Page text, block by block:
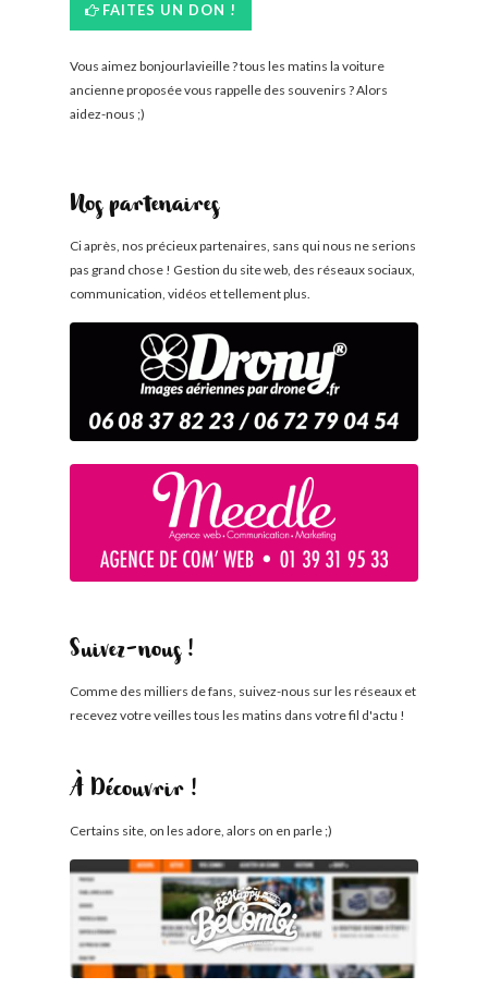
FAITES UN DON !
Vous aimez bonjourlavieille ? tous les matins la voiture
ancienne proposée vous rappelle des souvenirs ? Alors
aidez-nous ;)
Nos partenaires
Ci après, nos précieux partenaires, sans qui nous ne serions
pas grand chose ! Gestion du site web, des réseaux sociaux,
communication, vidéos et tellement plus.
Suivez-nous !
Comme des milliers de fans, suivez-nous sur les réseaux et
recevez votre veilles tous les matins dans votre fil d'actu !
À Découvrir !
Certains site, on les adore, alors on en parle ;)